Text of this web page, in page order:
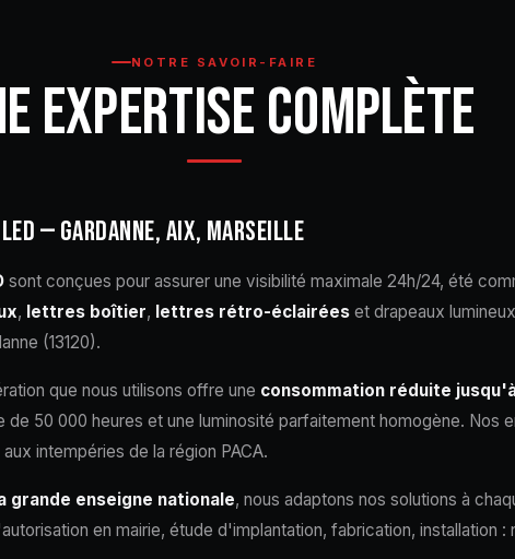
NOTRE SAVOIR-FAIRE
EXPERTISE COMPLÈTE
— GARDANNE, AIX, MARSEILLE
sont conçues pour assurer une visibilité maximale 24h/24, été
, lettres boîtier, lettres rétro-éclairées et drapeaux
(13120).
que nous utilisons offre une consommation réduite
de 50 000 heures et une luminosité parfaitement homogène. Nos
intempéries de la région PACA.
grande enseigne nationale, nous adaptons nos solutions à
en mairie, étude d'implantation, fabrication, installation :